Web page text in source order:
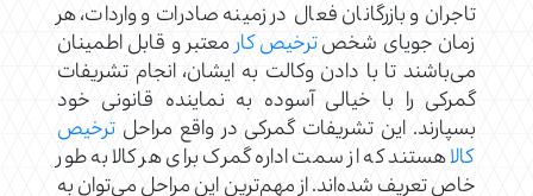
تاجران و بازرگانان فعال در زمینه صادرات و واردات، هر
زمان جویای شخصترخیص کارمعتبر و قابل اطمینان
می‌باشند تا با دادن وکالت به ایشان، انجام تشریفات
گمرکی را با خیالی آسوده به نماینده قانونی خود
بسپارند. این تشریفات گمرکی در واقع مراحل ترخیص
کالاهستند که از سمت اداره گمرک برای هر کالا به طور
خاص تعریف شده‌اند. از مهم‌ترین این مراحل می‌توان به